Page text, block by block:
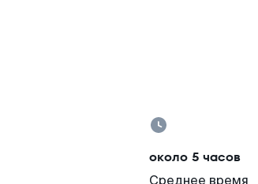
около 5 часов
Среднее время